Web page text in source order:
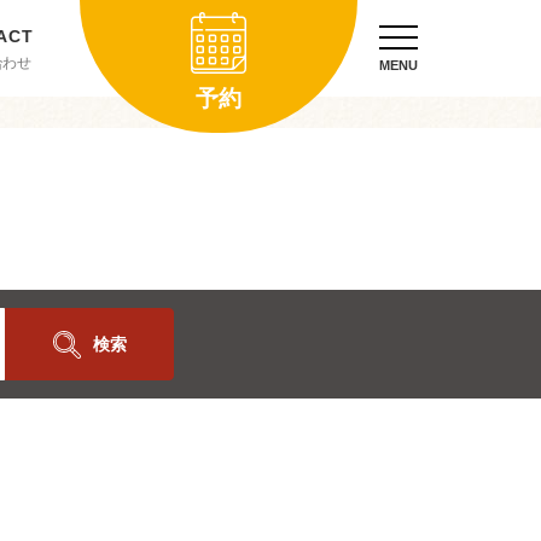
せ
予約
MENU
検索